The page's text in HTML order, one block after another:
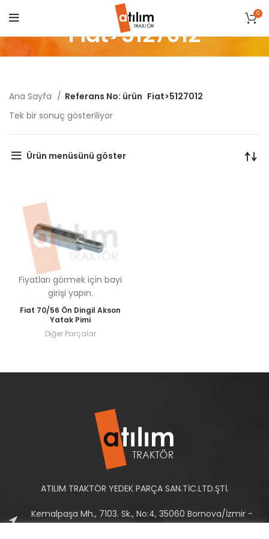
0
Fiat>5127012
Ana Sayfa Referans No: ürün Fiat>5127012
Tek bir sonuç gösteriliyor
Ürün menüsünü göster
Fiyatları görmek için bayi
girişi yapın.
Fiat 70/56 Ön Dingil Akson
Yatak Pimi
Diğer Parçalar
ATILIM TRAKTÖR YEDEK PARÇA SAN.TİC.LTD.ŞTİ.
Kemalpaşa Mh., 7103. Sk., No:4, 35060 Bornova/İzmir -